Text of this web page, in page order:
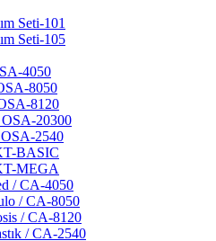
Seti-101
Seti-105
4050
8050
8120
20300
OSA-2540
BASIC
MEGA
/ CA-4050
/ CA-8050
/ CA-8120
/ CA-2540